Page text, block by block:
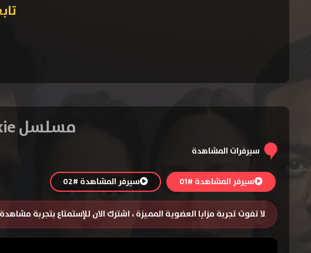
مسلسل The Rookie الموسم الثالث – الحلقة 13
سيرفرات المشاهدة
سيرفر المشاهدة #01 سيرفر المشاهدة #02
لا تفوت تجربة مزايا العضوية المميزة ، اشترك الان للإستمتاع بتجربة